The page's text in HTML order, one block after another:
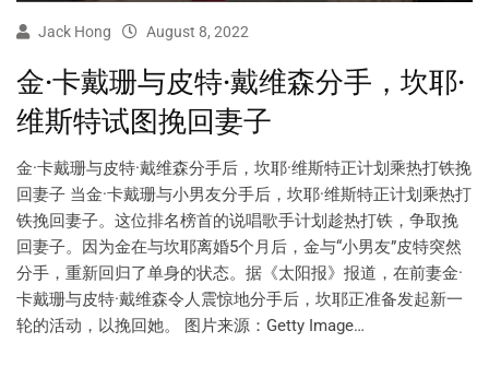
Jack Hong August 8, 2022
金·卡戴珊与皮特·戴维森分手，坎耶·
维斯特试图挽回妻子
金·卡戴珊与皮特·戴维森分手后，坎耶·维斯特正计划乘热打铁挽
回妻子 当金·卡戴珊与小男友分手后，坎耶·维斯特正计划乘热打
铁挽回妻子。这位排名榜首的说唱歌手计划趁热打铁，争取挽
回妻子。因为金在与坎耶离婚5个月后，金与“小男友”皮特突然
分手，重新回归了单身的状态。据《太阳报》报道，在前妻金·
卡戴珊与皮特·戴维森令人震惊地分手后，坎耶正准备发起新一
轮的活动，以挽回她。 图片来源：Getty Image…